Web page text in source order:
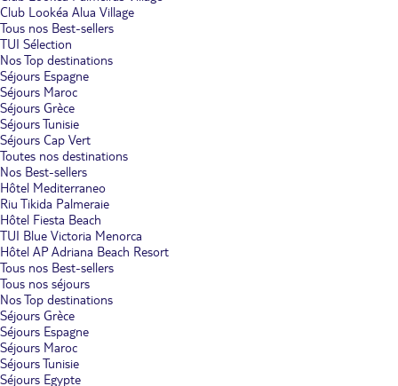
Club Lookéa Alua Village
Tous nos Best-sellers
TUI Sélection
Nos Top destinations
Séjours Espagne
Séjours Maroc
Séjours Grèce
Séjours Tunisie
Séjours Cap Vert
Toutes nos destinations
Nos Best-sellers
Hôtel Mediterraneo
Riu Tikida Palmeraie
Hôtel Fiesta Beach
TUI Blue Victoria Menorca
Hôtel AP Adriana Beach Resort
Tous nos Best-sellers
Tous nos séjours
Nos Top destinations
Séjours Grèce
Séjours Espagne
Séjours Maroc
Séjours Tunisie
Séjours Egypte